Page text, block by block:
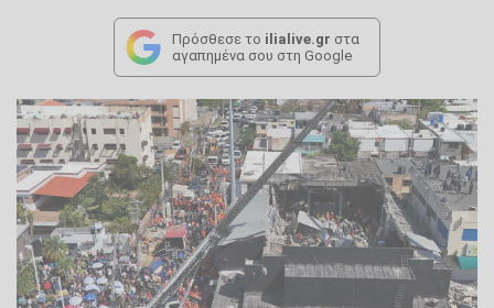
Πρόσθεσε το ilialive.gr στα
αγαπημένα σου στη Google